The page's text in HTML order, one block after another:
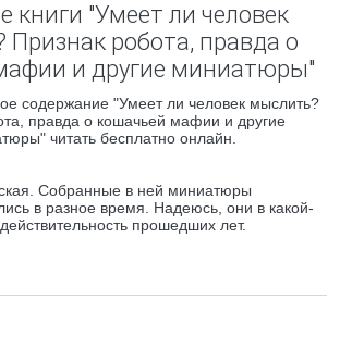
книги "Умеет ли человек
Признак робота, правда о
и другие миниатюры"
содержание "Умеет ли человек мыслить?
правда о кошачьей мафии и другие
читать бесплатно онлайн.
Собранные в ней миниатюры
в разное время. Надеюсь, они в какой-
прошедших лет.